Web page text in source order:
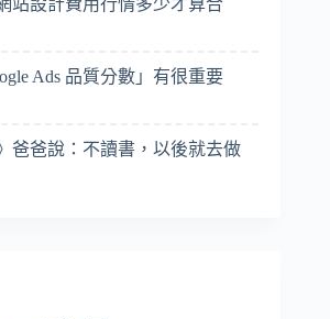
Ads 品質分數」有很重要
爸爸說：不讀書，以後就去做